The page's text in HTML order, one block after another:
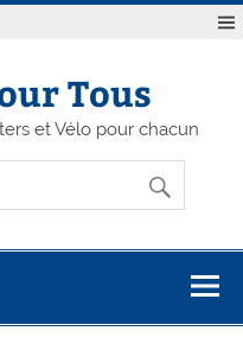
Tous
et Vélo pour chacun